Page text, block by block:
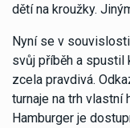
dětí na kroužky.
Nyní se v
svůj příběh a spustil
zcela pravdivá.
turnaje na trh vlastní
Hamburger je